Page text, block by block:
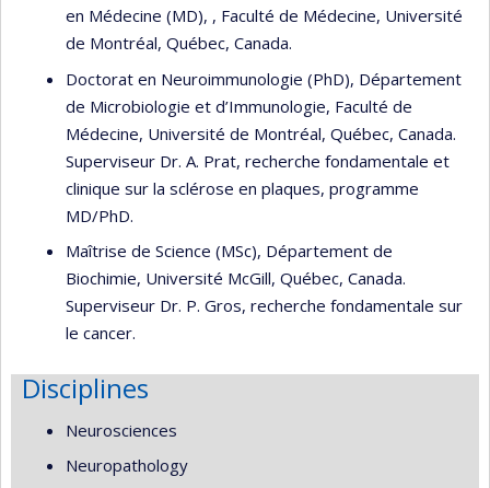
en Médecine (MD), , Faculté de Médecine, Université
de Montréal, Québec, Canada.
Doctorat en Neuroimmunologie (PhD), Département
de Microbiologie et d’Immunologie, Faculté de
Médecine, Université de Montréal, Québec, Canada.
Superviseur Dr. A. Prat, recherche fondamentale et
clinique sur la sclérose en plaques, programme
MD/PhD.
Maîtrise de Science (MSc), Département de
Biochimie, Université McGill, Québec, Canada.
Superviseur Dr. P. Gros, recherche fondamentale sur
le cancer.
Disciplines
Neurosciences
Neuropathology